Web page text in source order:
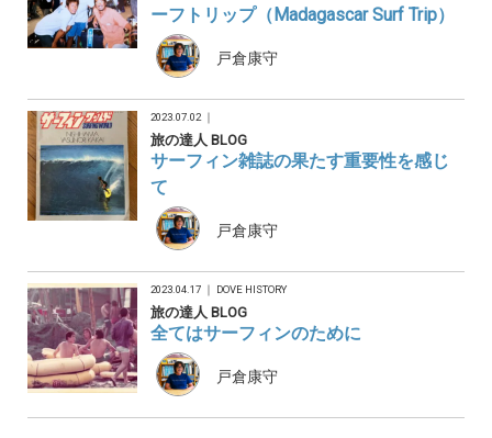
ーフトリップ（Madagascar Surf Trip）
戸倉康守
2023.07.02 ｜
旅の達人 BLOG
サーフィン雑誌の果たす重要性を感じ
て
戸倉康守
2023.04.17 ｜ DOVE HISTORY
旅の達人 BLOG
全てはサーフィンのために
戸倉康守